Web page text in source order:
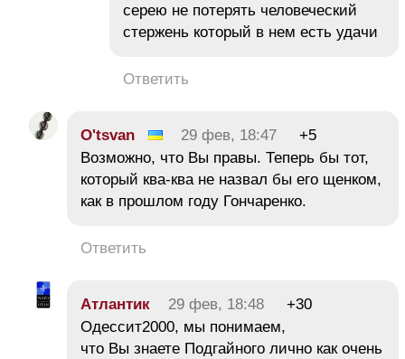
серею не потерять человеческий
стержень который в нем есть удачи
Ответить
O'tsvan 29 фев, 18:47
+5
Возможно, что Вы правы. Теперь бы тот,
который ква-ква не назвал бы его щенком,
как в прошлом году Гончаренко.
Ответить
Атлантик 29 фев, 18:48
+30
Одессит2000, мы понимаем,
что Вы знаете Подгайного лично как очень